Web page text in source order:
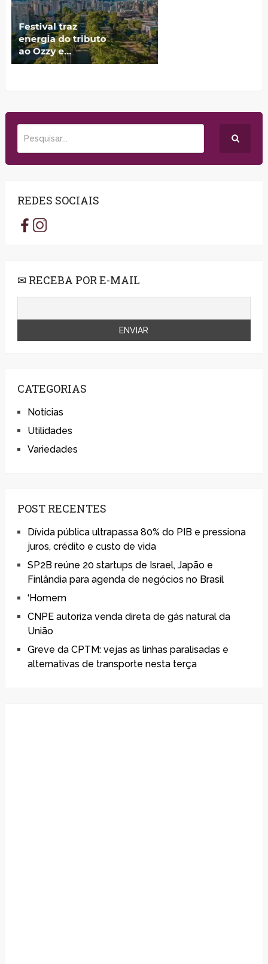
REDES SOCIAIS
✉ RECEBA POR E-MAIL
CATEGORIAS
Notícias
Utilidades
Variedades
POST RECENTES
Dívida pública ultrapassa 80% do PIB e pressiona
juros, crédito e custo de vida
SP2B reúne 20 startups de Israel, Japão e
Finlândia para agenda de negócios no Brasil
‘Homem
CNPE autoriza venda direta de gás natural da
União
Greve da CPTM: vejas as linhas paralisadas e
alternativas de transporte nesta terça